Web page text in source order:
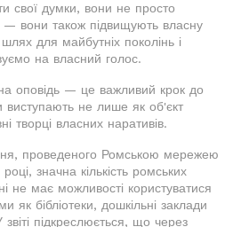
свої думки, вони не просто
— вони також підвищують власну
для майбутніх поколінь і
на власний голос.
оповідь — це важливий крок до
виступають не лише як об'єкт
творці власних наративів.
проведеного Ромською мережею
значна кількість ромських
не має можливості користуватися
як бібліотеки, дошкільні заклади
підкреслюється, що через